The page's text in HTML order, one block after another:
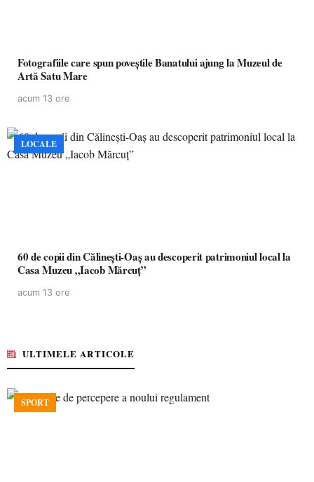
Fotografiile care spun poveștile Banatului ajung la Muzeul de
Artă Satu Mare
acum 13 ore
LOCALE
60 de copii din Călinești-Oaș au descoperit patrimoniul local la
Casa Muzeu „Iacob Mărcuț”
acum 13 ore
ULTIMELE ARTICOLE
SPORT